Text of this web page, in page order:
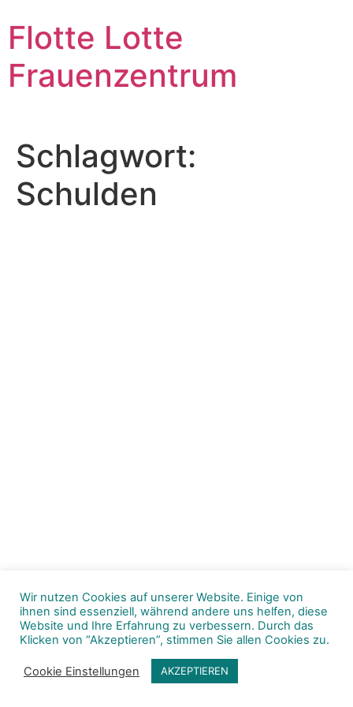
Inhalt
wechseln
Flotte Lotte
Frauenzentrum
Schlagwort:
Schulden
Wir nutzen Cookies auf unserer Website. Einige von
ihnen sind essenziell, während andere uns helfen, diese
Website und Ihre Erfahrung zu verbessern. Durch das
Klicken von “Akzeptieren”, stimmen Sie allen Cookies zu.
Cookie Einstellungen AKZEPTIEREN